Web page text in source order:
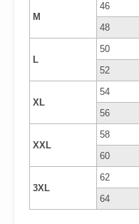
M
46
48
L
50
52
XL
54
56
XXL
58
60
3XL
62
64